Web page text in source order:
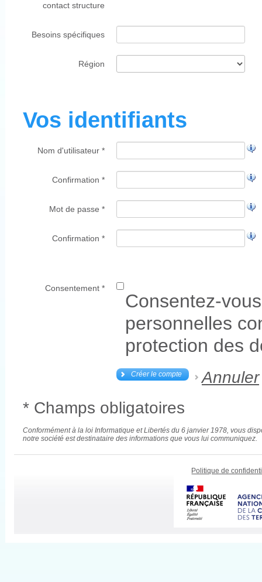
contact structure
Besoins spécifiques
Région
Vos identifiants
Nom d'utilisateur *
Confirmation *
Mot de passe *
Confirmation *
Consentement *
Consentez-
personnelles
protection des
Créer le compte
Annuler
* Champs obligatoires
Conformément à la loi Informatique et Libertés du 6 janvier 1978, vous
notre société est destinataire des informations que vous lui communiquez.
Politique de